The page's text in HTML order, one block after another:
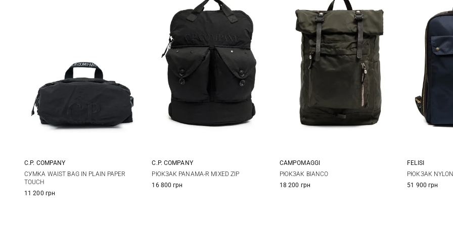
One Size
C.P. COMPANY
СУМКА WAIST BAG IN PLAIN PAPER
TOUCH
11 200 грн
One Size
C.P. COMPANY
РЮКЗАК PANAMA-R MIXED ZIP
16 800 грн
One Size
CAMPOMAGGI
РЮКЗАК BIANCO
18 200 грн
FELISI
РЮКЗАК NYLON
51 900 грн